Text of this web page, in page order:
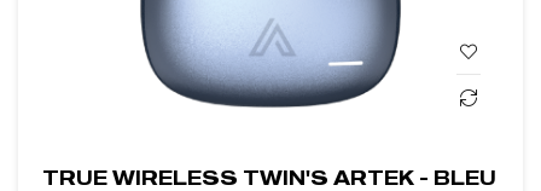
TRUE WIRELESS TWIN'S ARTEK - BLEU